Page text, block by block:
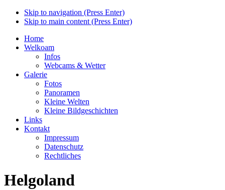
Skip to navigation (Press Enter)
Skip to main content (Press Enter)
Home
Welkoam
Infos
Webcams & Wetter
Galerie
Fotos
Panoramen
Kleine Welten
Kleine Bildgeschichten
Links
Kontakt
Impressum
Datenschutz
Rechtliches
Helgoland